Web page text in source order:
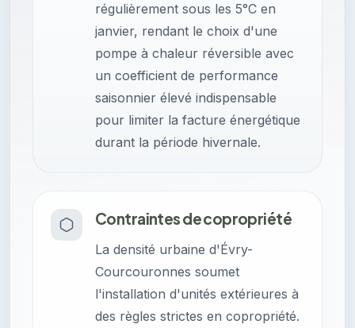
régulièrement sous les 5°C en
janvier, rendant le choix d'une
pompe à chaleur réversible avec
un coefficient de performance
saisonnier élevé indispensable
pour limiter la facture énergétique
durant la période hivernale.
Contraintes de copropriété
La densité urbaine d'Évry-
Courcouronnes soumet
l'installation d'unités extérieures à
des règles strictes en copropriété.